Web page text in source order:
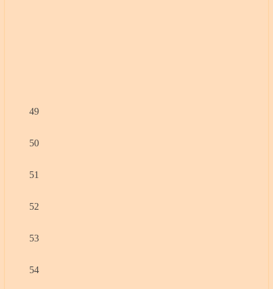
49
50
51
52
53
54